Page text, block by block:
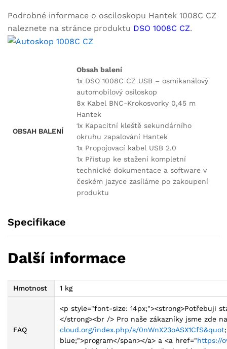
Podrobné informace o osciloskopu Hantek 1008C CZ
naleznete na stránce produktu DSO 1008C CZ.
OBSAH BALENÍ
Obsah balení
1x DSO 1008C CZ USB – osmikanálový
automobilový osiloskop
8x Kabel BNC-Krokosvorky 0,45 m
Hantek
1x Kapacitní kleště sekundárního
okruhu zapalování Hantek
1x Propojovací kabel USB 2.0
1x Přístup ke stažení kompletní
technické dokumentace a software v
českém jazyce zasíláme po zakoupení
produktu
Specifikace
Další informace
Hmotnost 1 kg
FAQ
<p style="font-size: 14px;"><strong>Potřebuji
</strong><br /> Pro naše zákazníky jsme zde
cloud.org/index.php/s/0nWnX23oASX1CfS&quot
blue;">program</span></a> a <a href="https://